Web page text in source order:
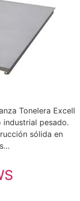
Tonelera Excell
industrial pesado.
sólida en